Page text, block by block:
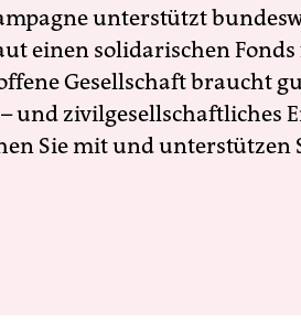
unterstützt
einen solidarischen
Gesellschaft braucht
und zivilgesellschaftliches
Sie mit und unterstützen